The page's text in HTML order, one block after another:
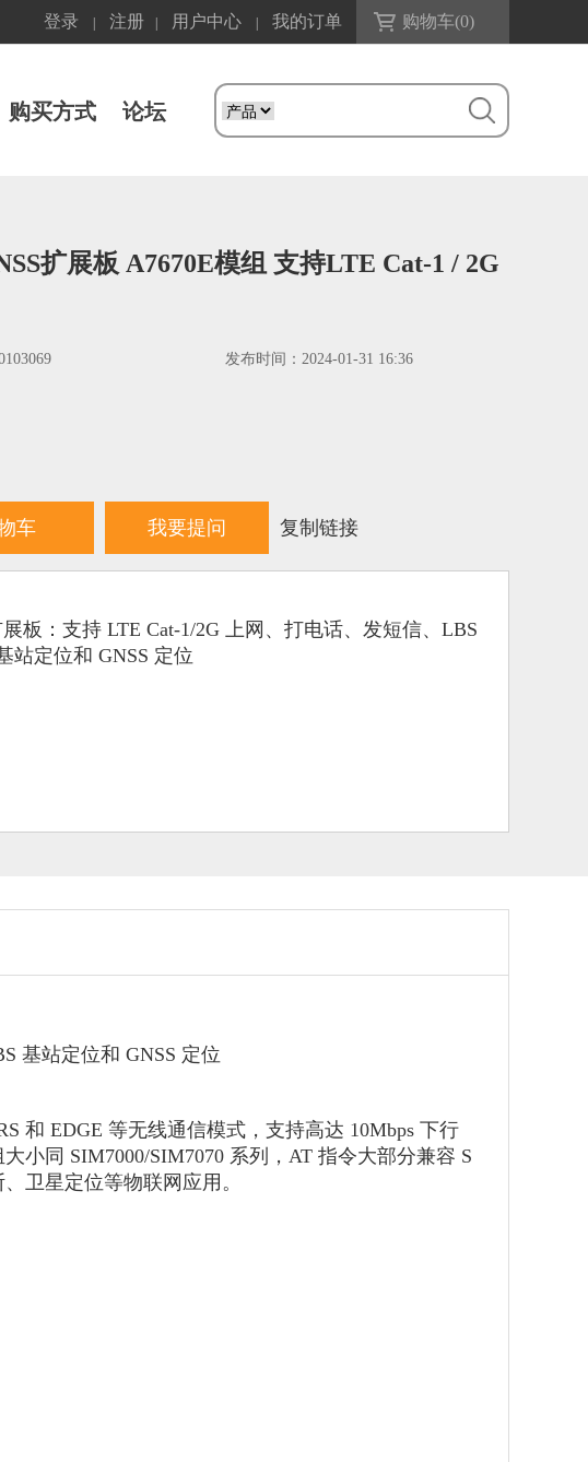
登录 注册 用户中心 我的订单 购物车(0)
购买方式 论坛
扩展板 A7670E模组 支持LTE Cat-1 / 2G
发布时间： 2024-01-31 16:36
车 我要提问 复制链接
板：支持 LTE Cat-1/2G 上网、打电话、发短信、LBS
站定位和 GNSS 定位
基站定位和 GNSS 定位
和 EDGE 等无线通信模式，支持高达 10Mbps 下行
小同 SIM7000/SIM7070 系列，AT 指令大部分兼容 S
卫星定位等物联网应用。